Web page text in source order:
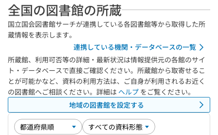
全国の図書館の所蔵
国立国会図書館サーチが連携している各図書館等から取得した所
蔵情報を表示します。
連携している機関・データベースの一覧
所蔵館、利用可否等の詳細・最新状況は情報提供元の各館のサイ
ト・データベースで直接ご確認ください。所蔵館から取寄せるこ
とが可能かなど、資料の利用方法は、ご自身が利用されるお近く
の図書館へご相談ください。詳細は ヘルプ をご覧ください。
地域の図書館を設定する